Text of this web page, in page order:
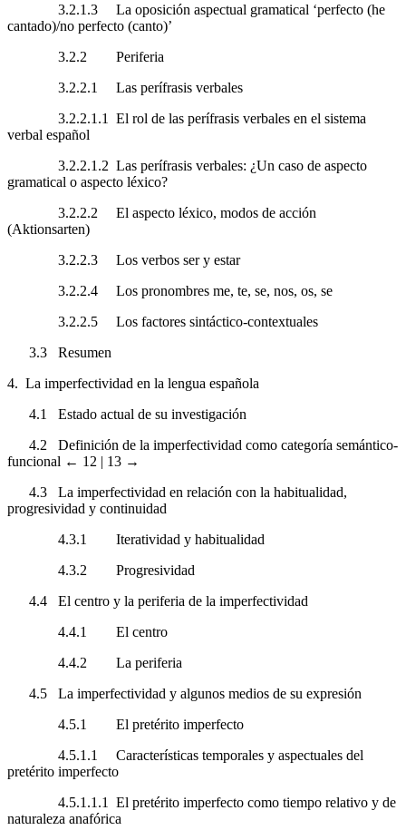
3.2.1.3
La oposición aspectual gramatical ‘perfecto (he
cantado)/no perfecto (canto)’
3.2.2
Periferia
3.2.2.1
Las perífrasis verbales
3.2.2.1.1
El rol de las perífrasis verbales en el sistema
verbal español
3.2.2.1.2 Las perífrasis verbales: ¿Un caso de aspecto
gramatical o aspecto léxico?
3.2.2.2
El aspecto léxico, modos de acción
(Aktionsarten)
3.2.2.3
Los verbos sery estar
3.2.2.4
Los pronombres me, te, se, nos, os, se
3.2.2.5
Los factores sintáctico-contextuales
3.3
Resumen
4. La imperfectividad en la lengua española
4.1
Estado actual de su investigación
4.2
Definición de la imperfectividad como categoría semántico-
funcional ← 12 | 13 →
4.3
La imperfectividad en relación con la habitualidad,
progresividad y continuidad
4.3.1
Iteratividad y habitualidad
4.3.2
Progresividad
4.4
El centro y la periferia de la imperfectividad
4.4.1
El centro
4.4.2
La periferia
4.5
La imperfectividad y algunos medios de su expresión
4.5.1
El pretérito imperfecto
4.5.1.1
Características temporales y aspectuales del
pretérito imperfecto
4.5.1.1.1
El pretérito imperfecto como tiempo relativo y de
naturaleza anafórica